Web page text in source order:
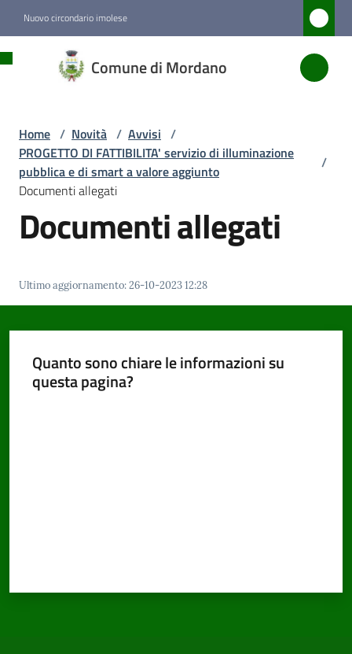
Nuovo circondario imolese
Comune di Mordano
di
Amministrazione
Novità
Menu selezionato
Mordano
argomenti
Home / Novità / Avvisi /
PROGETTO DI FATTIBILITA' servizio di illuminazione
pubblica e di smart a valore aggiunto
/
Documenti allegati
Documenti allegati
Ultimo aggiornamento:26-10-2023 12:28
Quanto sono chiare le informazioni su
questa pagina?